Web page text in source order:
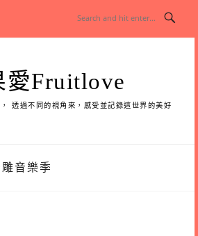
愛Fruitlove
透過不同的視角來，感受並記錄這世界的美好
音樂季